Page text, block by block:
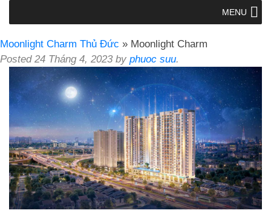
MENU
Moonlight Charm Thủ Đức » Moonlight Charm
Posted 24 Tháng 4, 2023by phuoc suu.